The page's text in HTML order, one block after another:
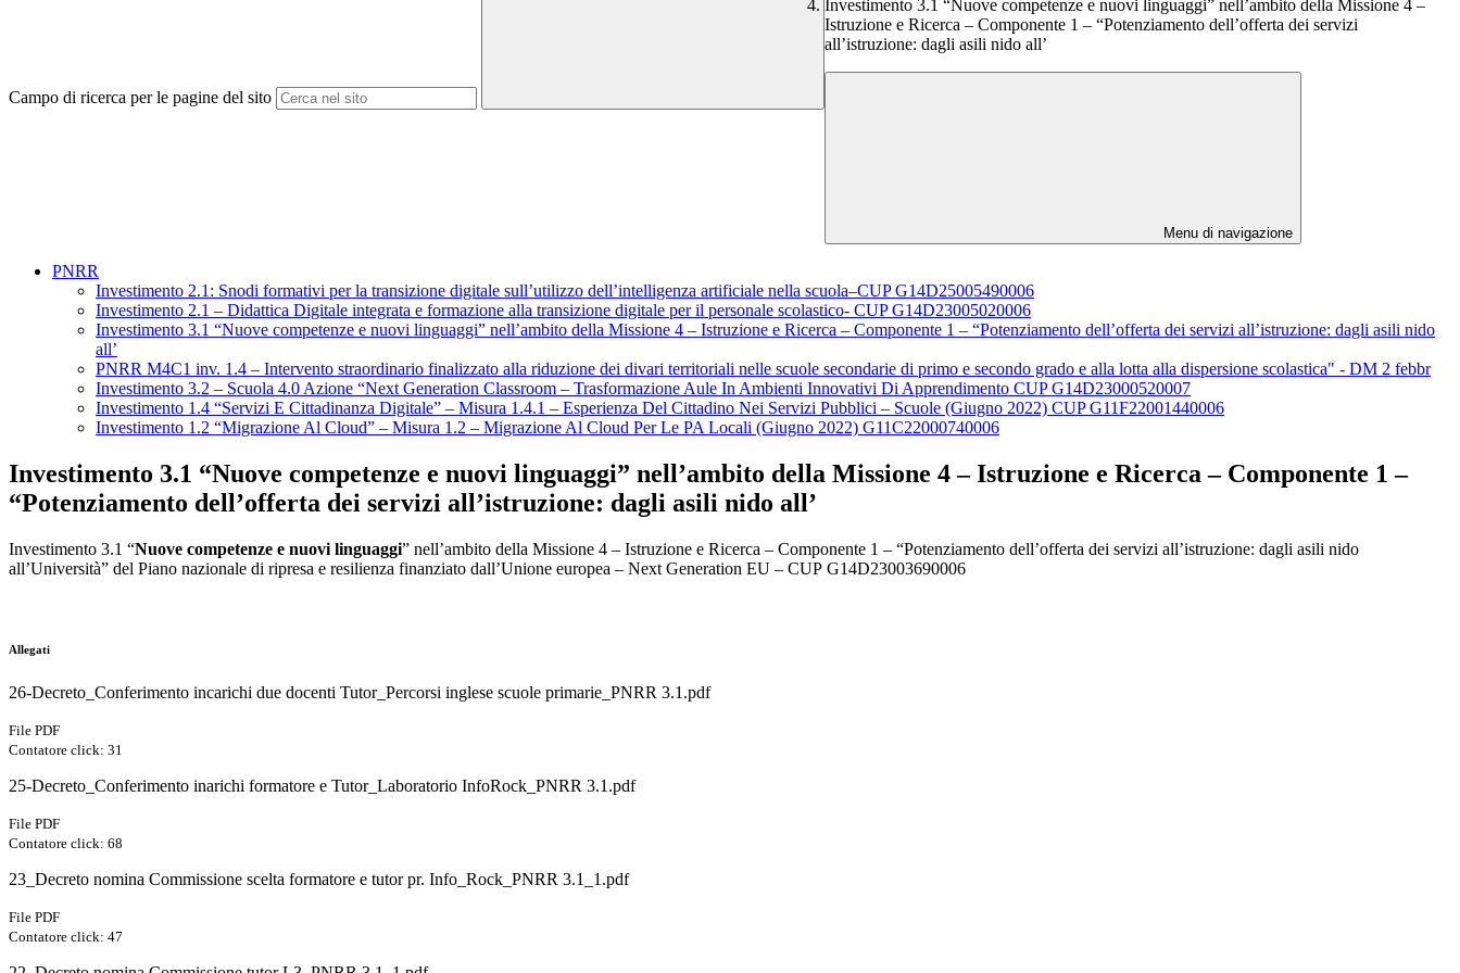
Campo di ricerca per le pagine del sito
Investimento 3.1 “Nuove competenze e nuovi linguaggi” nell’ambito della Missione 4 –
Istruzione e Ricerca – Componente 1 – “Potenziamento dell’offerta dei servizi
all’istruzione: dagli asili nido all’
Menu di navigazione
PNRR
Investimento 2.1: Snodi formativi per la transizione digitale sull’utilizzo dell’intelligenza artificiale nella scuola–CUP G14D25005490006
Investimento 2.1 – Didattica Digitale integrata e formazione alla transizione digitale per il personale scolastico- CUP G14D23005020006
Investimento 3.1 “Nuove competenze e nuovi linguaggi” nell’ambito della Missione 4 – Istruzione e Ricerca – Componente 1 – “Potenziamento dell’offerta dei servizi all’istruzione: dagli asili nido
all’
PNRR M4C1 inv. 1.4 – Intervento straordinario finalizzato alla riduzione dei divari territoriali nelle scuole secondarie di primo e secondo grado e alla lotta alla dispersione scolastica" - DM 2 febbr
Investimento 3.2 – Scuola 4.0 Azione “Next Generation Classroom – Trasformazione Aule In Ambienti Innovativi Di Apprendimento CUP G14D23000520007
Investimento 1.4 “Servizi E Cittadinanza Digitale” – Misura 1.4.1 – Esperienza Del Cittadino Nei Servizi Pubblici – Scuole (Giugno 2022) CUP G11F22001440006
Investimento 1.2 “Migrazione Al Cloud” – Misura 1.2 – Migrazione Al Cloud Per Le PA Locali (Giugno 2022) G11C22000740006
Investimento 3.1 “Nuove competenze e nuovi linguaggi” nell’ambito della Missione 4 – Istruzione e Ricerca – Componente 1 –
“Potenziamento dell’offerta dei servizi all’istruzione: dagli asili nido all’
Investimento 3.1 “Nuove competenze e nuovi linguaggi” nell’ambito della Missione 4 – Istruzione e Ricerca – Componente 1 – “Potenziamento dell’offerta dei servizi all’istruzione: dagli asili nido
all’Università” del Piano nazionale di ripresa e resilienza finanziato dall’Unione europea – Next Generation EU – CUP G14D23003690006
Allegati
26-Decreto_Conferimento incarichi due docenti Tutor_Percorsi inglese scuole primarie_PNRR 3.1.pdf
File PDF
Contatore click: 31
25-Decreto_Conferimento inarichi formatore e Tutor_Laboratorio InfoRock_PNRR 3.1.pdf
File PDF
Contatore click: 68
23_Decreto nomina Commissione scelta formatore e tutor pr. Info_Rock_PNRR 3.1_1.pdf
File PDF
Contatore click: 47